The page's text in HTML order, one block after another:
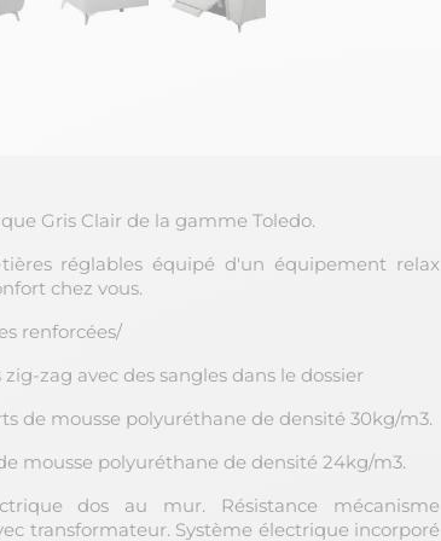
Gris Clair de la gamme Toledo.
réglables équipé d'un équipement relax
chez vous.
renforcées/
zag avec des sangles dans le dossier
de mousse polyuréthane de densité 30kg/m3.
mousse polyuréthane de densité 24kg/m3.
dos au mur. Résistance mécanisme
transformateur. Système électrique incorporé